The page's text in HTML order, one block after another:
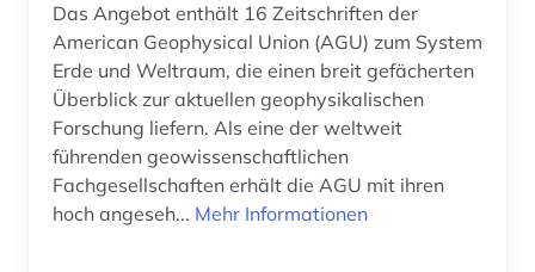
elektronische publikation (1)
elektronische zeitschrift (14)
elektronisches buch (37)
elektrooptik (4)
elektrotechnik (9)
Das Angebot enthält 16 Zeitschriften der
American Geophysical Union (AGU) zum System
Erde und Weltraum, die einen breit gefächerten
Überblick zur aktuellen geophysikalischen
Forschung liefern. Als eine der weltweit
führenden geowissenschaftlichen
Fachgesellschaften erhält die AGU mit ihren
hoch angeseh... Mehr Informationen